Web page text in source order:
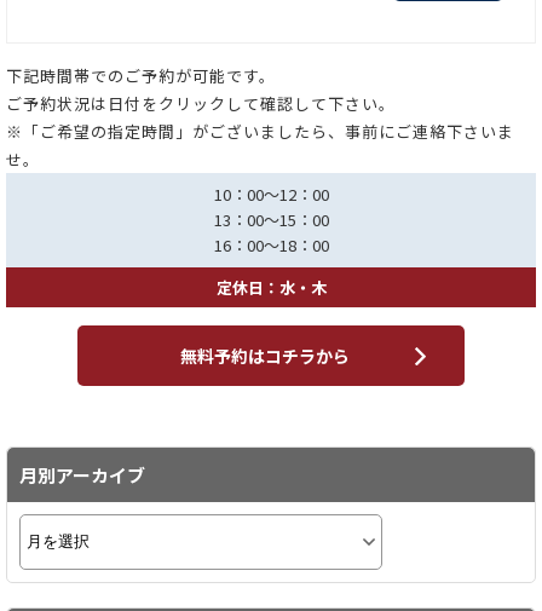
下記時間帯でのご予約が可能です。
ご予約状況は日付をクリックして確認して下さい。
※「ご希望の指定時間」がございましたら、事前にご連絡下さいま
せ。
10：00～12：00
13：00～15：00
16：00～18：00
定休日：水・木
無料予約はコチラから
月別アーカイブ